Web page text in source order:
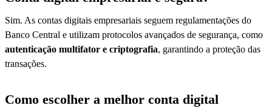
Sim. As contas digitais empresariais seguem regulamentações do
Banco Central e utilizam protocolos avançados de segurança, como
autenticação multifator e criptografia, garantindo a proteção das
transações.
Como escolher a melhor conta digital